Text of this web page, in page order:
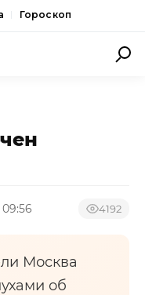
Гороскоп
4192
Москва
об